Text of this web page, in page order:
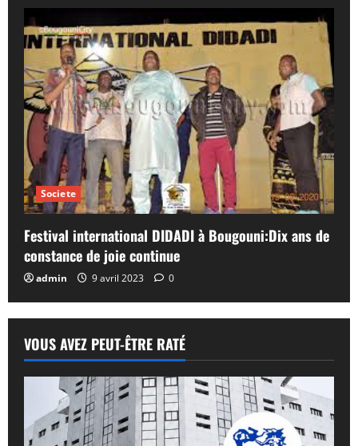
Societe
Festival international DIDADI à Bougouni:Dix ans de
constance de joie continue
admin 9 avril 2023 0
VOUS AVEZ PEUT-ÊTRE RATÉ